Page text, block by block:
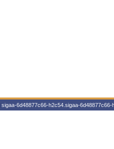
6d48877c66-h2c54.sigaa-6d48877c66-